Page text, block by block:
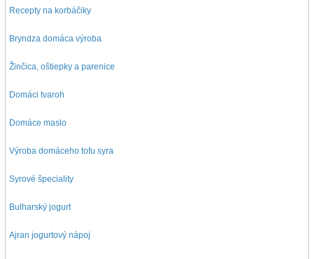
Recepty na korbáčiky
Bryndza domáca výroba
Žinčica, oštiepky a parenice
Domáci tvaroh
Domáce maslo
Výroba domáceho tofu syra
Syrové špeciality
Bulharský jogurt
Ajran jogurtový nápoj